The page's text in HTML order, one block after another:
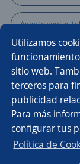
Utilizamos
sitio web.
terceros para
publicidad
Para más
configurar tus
Política de
Agente ventas
Asesor/a
Especialista en
Asesor/a
Analista de
CT